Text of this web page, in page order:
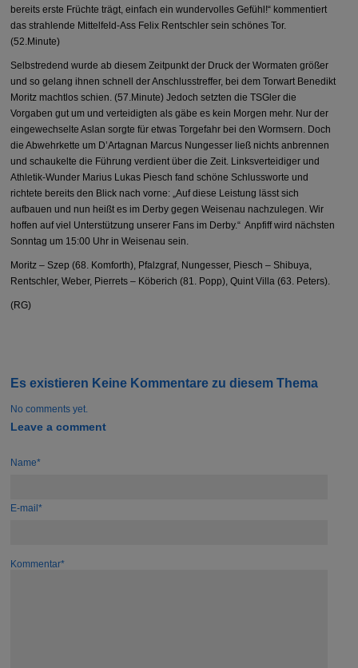
bereits erste Früchte trägt, einfach ein wundervolles Gefühl!“ kommentiert
das strahlende Mittelfeld-Ass Felix Rentschler sein schönes Tor.
(52.Minute)
Selbstredend wurde ab diesem Zeitpunkt der Druck der Wormaten größer
und so gelang ihnen schnell der Anschlusstreffer, bei dem Torwart Benedikt
Moritz machtlos schien. (57.Minute) Jedoch setzten die TSGler die
Vorgaben gut um und verteidigten als gäbe es kein Morgen mehr. Nur der
eingewechselte Aslan sorgte für etwas Torgefahr bei den Wormsern. Doch
die Abwehrkette um D’Artagnan Marcus Nungesser ließ nichts anbrennen
und schaukelte die Führung verdient über die Zeit. Linksverteidiger und
Athletik-Wunder Marius Lukas Piesch fand schöne Schlussworte und
richtete bereits den Blick nach vorne: „Auf diese Leistung lässt sich
aufbauen und nun heißt es im Derby gegen Weisenau nachzulegen. Wir
hoffen auf viel Unterstützung unserer Fans im Derby.“ Anpfiff wird nächsten
Sonntag um 15:00 Uhr in Weisenau sein.
Moritz – Szep (68. Komforth), Pfalzgraf, Nungesser, Piesch – Shibuya,
Rentschler, Weber, Pierrets – Köberich (81. Popp), Quint Villa (63. Peters).
(RG)
Es existieren Keine Kommentare zu diesem Thema
No comments yet.
Leave a comment
Name*
E-mail*
Kommentar*